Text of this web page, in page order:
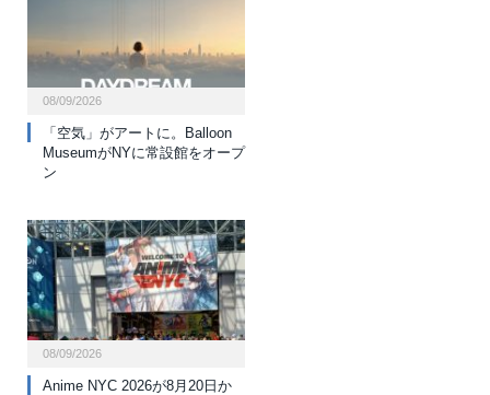
08/09/2026
「空気」がアートに。Balloon
MuseumがNYに常設館をオープ
ン
08/09/2026
Anime NYC 2026が8月20日か